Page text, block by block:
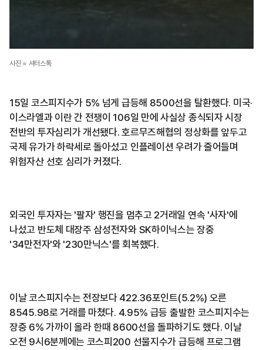
사진 = 셔터스톡
15일 코스피지수가 5% 넘게 급등해 8500선을 탈환했다. 미국·
이스라엘과 이란 간 전쟁이 106일 만에 사실상 종식되자 시장
전반의 투자심리가 개선됐다. 호르무즈해협의 정상화를 앞두고
국제 유가가 하락세로 돌아섰고 인플레이션 우려가 줄어들며
위험자산 선호 심리가 커졌다.
외국인 투자자는 '팔자' 행진을 멈추고 2거래일 연속 '사자'에
나섰고 반도체 대장주 삼성전자와 SK하이닉스는 장중
'34만전자'와 '230만닉스'를 회복했다.
이날 코스피지수는 전장보다 422.36포인트(5.2%) 오른
8545.98로 거래를 마쳤다. 4.95% 급등 출발한 코스피지수는
장중 6% 가까이 올라 한때 8600선을 돌파하기도 했다. 이날
오전 9시6분께에는 코스피200 선물지수가 급등해 프로그램